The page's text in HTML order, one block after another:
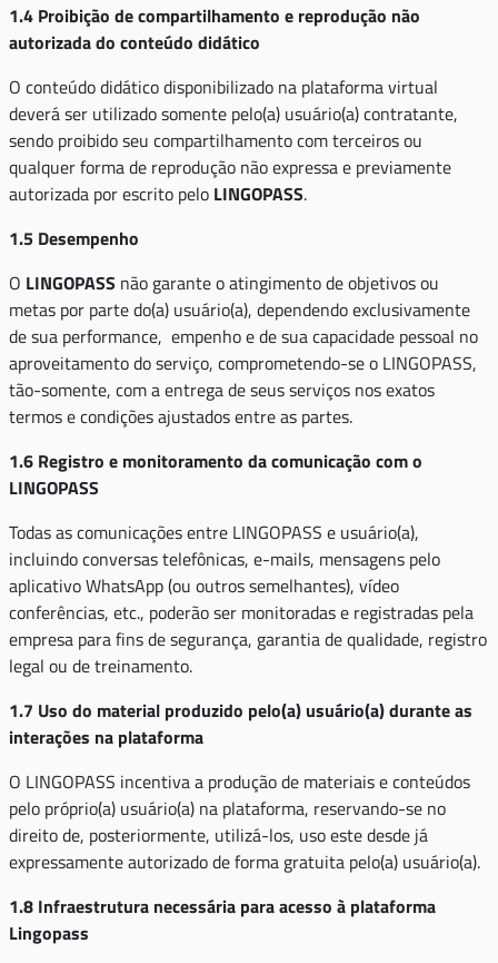
1.4 Proibição de compartilhamento e reprodução não
autorizada do conteúdo didático
O conteúdo didático disponibilizado na plataforma virtual
deverá ser utilizado somente pelo(a) usuário(a) contratante,
sendo proibido seu compartilhamento com terceiros ou
qualquer forma de reprodução não expressa e previamente
autorizada por escrito pelo LINGOPASS.
1.5 Desempenho
O LINGOPASS não garante o atingimento de objetivos ou
metas por parte do(a) usuário(a), dependendo exclusivamente
de sua performance, empenho e de sua capacidade pessoal no
aproveitamento do serviço, comprometendo-se o LINGOPASS,
tão-somente, com a entrega de seus serviços nos exatos
termos e condições ajustados entre as partes.
1.6 Registro e monitoramento da comunicação com o
LINGOPASS
Todas as comunicações entre LINGOPASS e usuário(a),
incluindo conversas telefônicas, e-mails, mensagens pelo
aplicativo WhatsApp (ou outros semelhantes), vídeo
conferências, etc., poderão ser monitoradas e registradas pela
empresa para fins de segurança, garantia de qualidade, registro
legal ou de treinamento.
1.7 Uso do material produzido pelo(a) usuário(a) durante as
interações na plataforma
O LINGOPASS incentiva a produção de materiais e conteúdos
pelo próprio(a) usuário(a) na plataforma, reservando-se no
direito de, posteriormente, utilizá-los, uso este desde já
expressamente autorizado de forma gratuita pelo(a) usuário(a).
1.8 Infraestrutura necessária para acesso à plataforma
Lingopass